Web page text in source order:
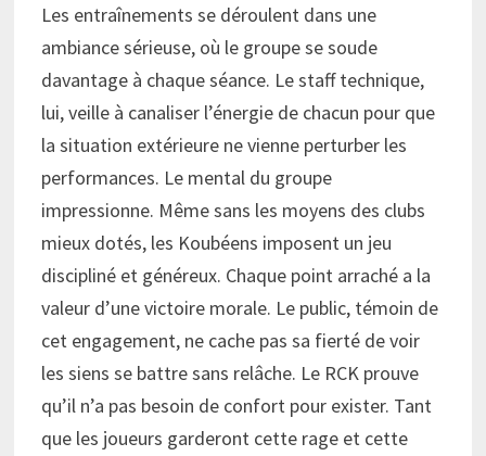
Les entraînements se déroulent dans une
ambiance sérieuse, où le groupe se soude
davantage à chaque séance. Le staff technique,
lui, veille à canaliser l’énergie de chacun pour que
la situation extérieure ne vienne perturber les
performances. Le mental du groupe
impressionne. Même sans les moyens des clubs
mieux dotés, les Koubéens imposent un jeu
discipliné et généreux. Chaque point arraché a la
valeur d’une victoire morale. Le public, témoin de
cet engagement, ne cache pas sa fierté de voir
les siens se battre sans relâche. Le RCK prouve
qu’il n’a pas besoin de confort pour exister. Tant
que les joueurs garderont cette rage et cette